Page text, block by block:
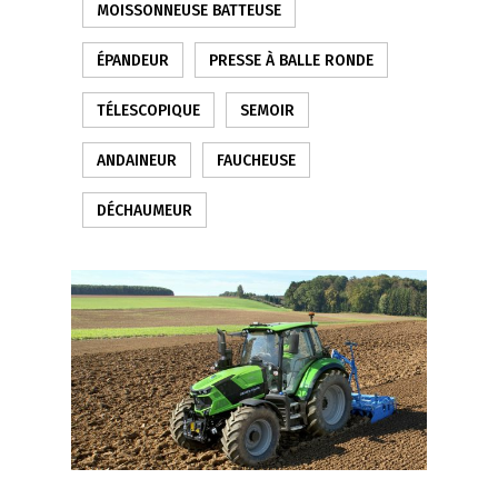
MOISSONNEUSE BATTEUSE
ÉPANDEUR PRESSE À BALLE RONDE
TÉLESCOPIQUE SEMOIR
ANDAINEUR FAUCHEUSE
DÉCHAUMEUR